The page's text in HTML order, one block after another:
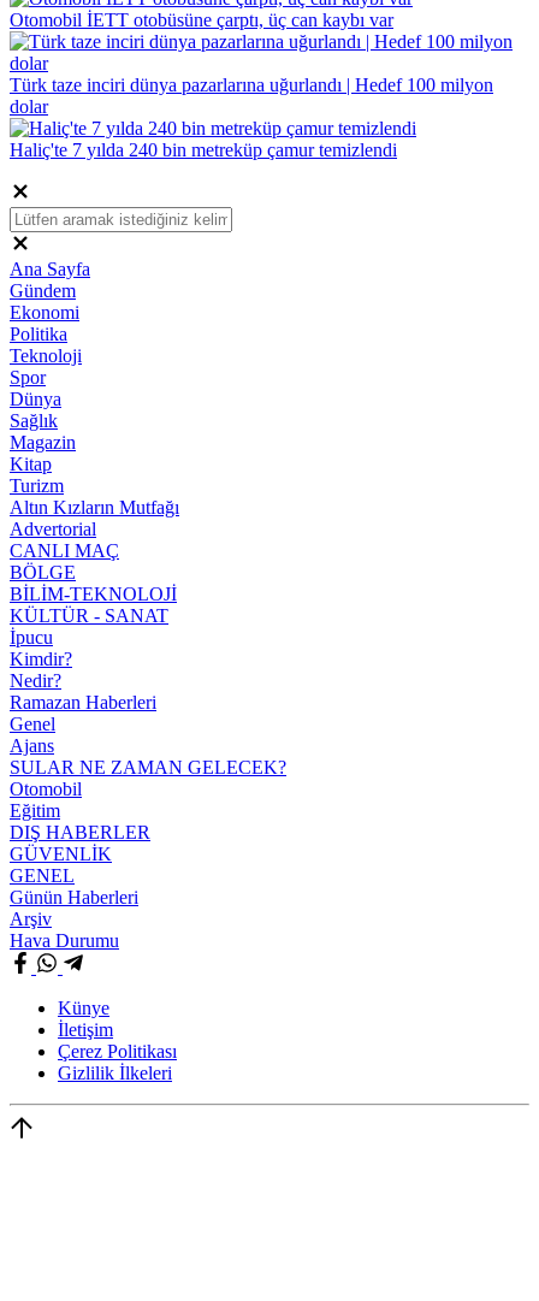
Otomobil İETT otobüsüne çarptı, üç can kaybı var
Türk taze inciri dünya pazarlarına uğurlandı | Hedef 100 milyon
dolar
Haliç'te 7 yılda 240 bin metreküp çamur temizlendi
Ana Sayfa
Gündem
Ekonomi
Politika
Teknoloji
Spor
Dünya
Sağlık
Magazin
Kitap
Turizm
Altın Kızların Mutfağı
Advertorial
CANLI MAÇ
BÖLGE
BİLİM-TEKNOLOJİ
KÜLTÜR - SANAT
İpucu
Kimdir?
Nedir?
Ramazan Haberleri
Genel
Ajans
SULAR NE ZAMAN GELECEK?
Otomobil
Eğitim
DIŞ HABERLER
GÜVENLİK
GENEL
Günün Haberleri
Arşiv
Hava Durumu
Künye
İletişim
Çerez Politikası
Gizlilik İlkeleri